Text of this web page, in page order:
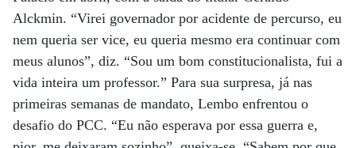
Alckmin. “Virei governador por acidente de percurso, eu
nem queria ser vice, eu queria mesmo era continuar com
meus alunos”, diz. “Sou um bom constitucionalista, fui a
vida inteira um professor.” Para sua surpresa, já nas
primeiras semanas de mandato, Lembo enfrentou o
desafio do PCC. “Eu não esperava por essa guerra e,